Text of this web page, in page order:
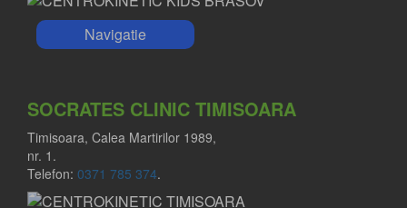
Navigatie
SOCRATES CLINIC TIMISOARA
Timisoara, Calea Martirilor 1989,
nr. 1.
Telefon: 0371 785 374.